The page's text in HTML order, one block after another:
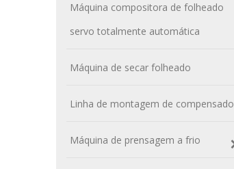
Máquina compositora de folheado
servo totalmente automática
Máquina de secar folheado
Linha de montagem de compensado
Máquina de prensagem a frio